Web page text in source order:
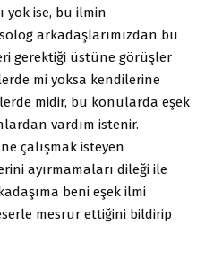
yok ise, bu ilmin
arkadaşlarımızdan bu
gerektiği üstüne görüşler
mi yoksa kendilerine
midir, bu konularda eşek
vardım istenir.
çalışmak isteyen
ayırmamaları dileği ile
beni eşek ilmi
mesrur ettiğini bildirip